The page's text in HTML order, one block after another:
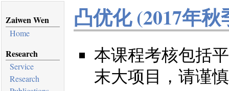
Zaiwen Wen
Home
Research
Service
Research
凸优化 (2017年秋
本课程考核包括
末大项目，请谨